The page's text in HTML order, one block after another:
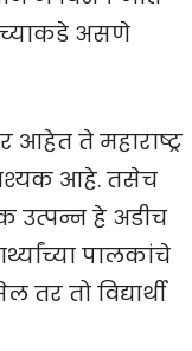
असणे
आहेत ते महाराष्ट्र
आहे. तसेच
उत्पन्न हे अडीच
पालकांचे
तो विद्यार्थी